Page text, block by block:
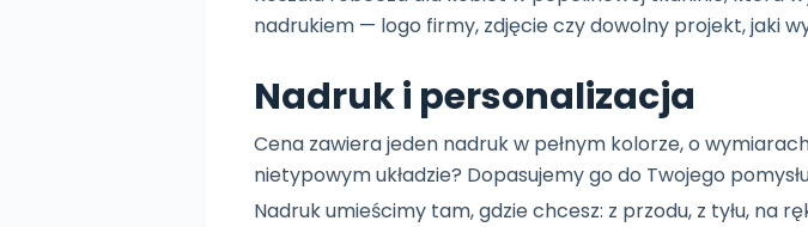
nadrukiem — logo firmy, zdjęcie czy dowolny projekt, jaki
Nadruk i personalizacja
Cena zawiera jeden nadruk w pełnym kolorze, o
nietypowym układzie? Dopasujemy go do Twojego
Nadruk umieścimy tam, gdzie chcesz: z przodu, z tyłu, na